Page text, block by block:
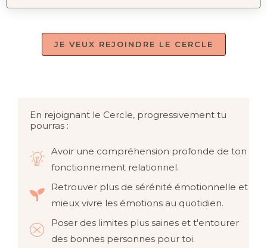
JE VEUX REJOINDRE LE CERCLE
En rejoignant le Cercle, progressivement tu
pourras :
Avoir une compréhension profonde de ton
fonctionnement relationnel.
Retrouver plus de sérénité émotionnelle et
mieux vivre les émotions au quotidien.
Poser des limites plus saines et t'entourer
des bonnes personnes pour toi.